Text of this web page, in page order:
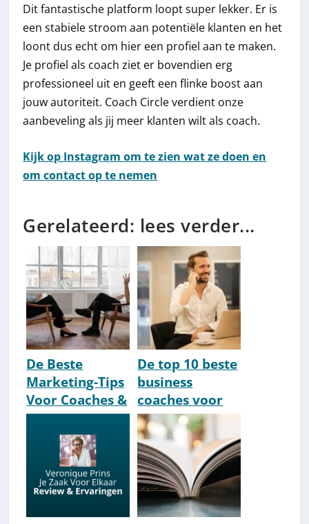
Dit fantastische platform loopt super lekker. Er is
een stabiele stroom aan potentiële klanten en het
loont dus echt om hier een profiel aan te maken.
Je profiel als coach ziet er bovendien erg
professioneel uit en geeft een flinke boost aan
jouw autoriteit. Coach Circle verdient onze
aanbeveling als jij meer klanten wilt als coach.
Kijk op Instagram om te zien wat ze doen en
om contact op te nemen
Gerelateerd: lees verder...
De Beste
Marketing-Tips
Voor Coaches &
Therapeuten
De top 10 beste
business
coaches voor
coaches [2026
update]